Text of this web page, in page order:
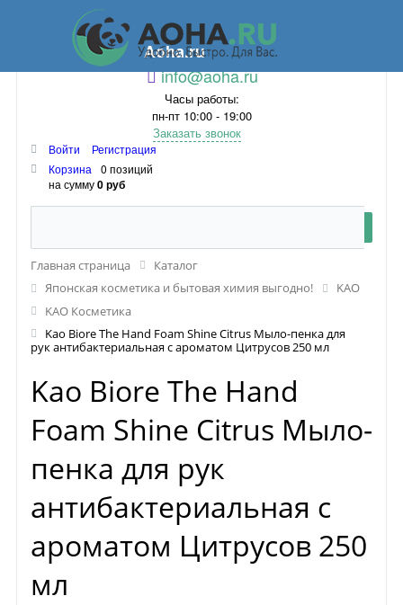
Aoha.ru
info@aoha.ru
Часы работы:
пн-пт 10:00 - 19:00
Заказать звонок
Войти
Регистрация
Корзина
0 позиций
на сумму0 руб
Главная страница
Каталог
Японская косметика и бытовая химия выгодно!
KAO
KAO Косметика
Kao Biore The Hand Foam Shine Citrus Мыло-пенка для
рук антибактериальная с ароматом Цитрусов 250 мл
Kao Biore The Hand
Foam Shine Citrus Мыло-
пенка для рук
антибактериальная с
ароматом Цитрусов 250
мл